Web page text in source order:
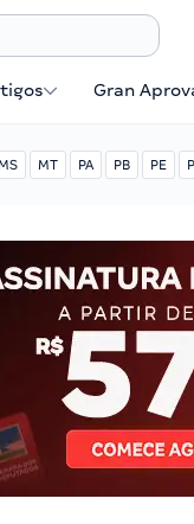
Gran
MS MT PA PB PE